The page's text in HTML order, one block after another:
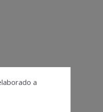
a